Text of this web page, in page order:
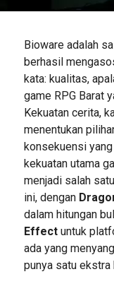
Bioware adalah
berhasil
kata: kualitas,
game RPG Barat
Kekuatan cerita,
menentukan
konsekuensi
kekuatan utama
menjadi salah
ini, dengan
dalam hitungan
Effectuntuk
ada yang
punya satu ekstra